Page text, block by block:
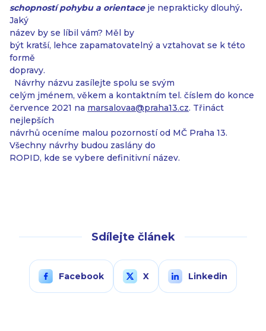
schopností pohybu a orientaceje neprakticky dlouhý.
Jaký
název by se líbil vám? Měl by
být kratší, lehce zapamatovatelný a vztahovat se k této
formě
dopravy.
Návrhy názvu zasílejte spolu se svým
celým jménem, věkem a kontaktním tel. číslem do konce
července 2021 na marsalovaa@praha13.cz. Třináct
nejlepších
návrhů oceníme malou pozorností od MČ Praha 13.
Všechny návrhy budou zaslány do
ROPID, kde se vybere definitivní název.
Sdílejte článek
Facebook X Linkedin